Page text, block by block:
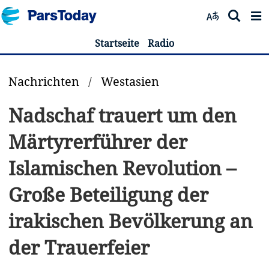
Startseite Radio
Nachrichten / Westasien
Nadschaf trauert um den
Märtyrerführer der
Islamischen Revolution –
Große Beteiligung der
irakischen Bevölkerung an
der Trauerfeier